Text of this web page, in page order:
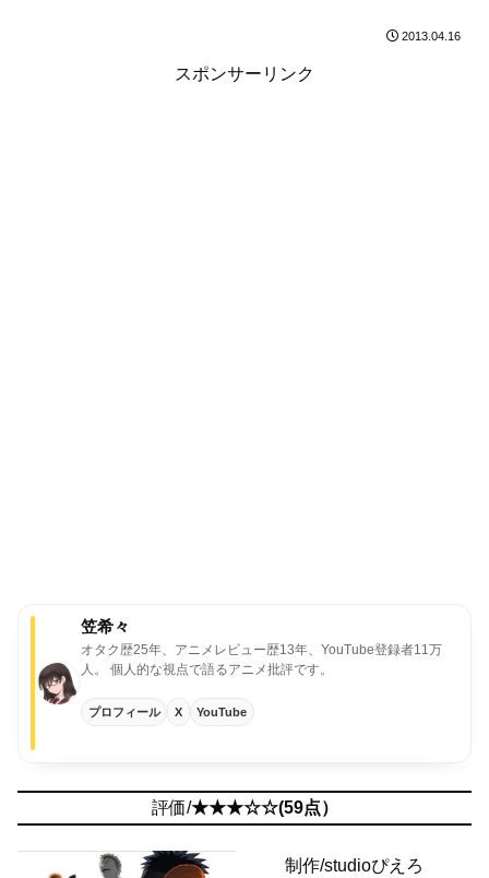
2013.04.16
スポンサーリンク
笠希々
オタク歴25年、アニメレビュー歴13年、YouTube登録者11万
人。
個人的な視点で語るアニメ批評です。
プロフィール X YouTube
評価/★★★☆☆(59点）
制作/studioぴえろ